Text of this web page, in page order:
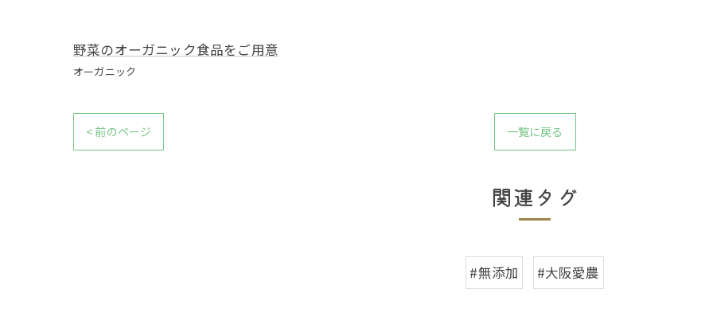
野菜のオーガニック食品をご用意
オーガニック
< 前のページ 一覧に戻る
関連タグ
#無添加 #大阪愛農